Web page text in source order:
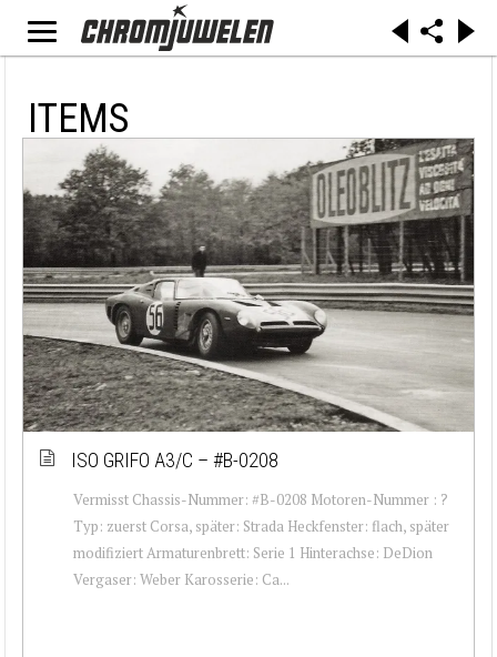
ITEMS
ISO GRIFO A3/C – #B-0208
Vermisst Chassis-Nummer: #B-0208 Motoren-Nummer : ?
Typ: zuerst Corsa, später: Strada Heckfenster: flach, später
modifiziert Armaturenbrett: Serie 1 Hinterachse: DeDion
Vergaser: Weber Karosserie: Ca...